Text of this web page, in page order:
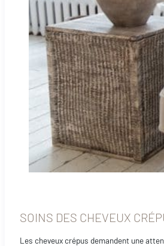
SOINS DES CHEVEUX
Les cheveux crépus demandent une